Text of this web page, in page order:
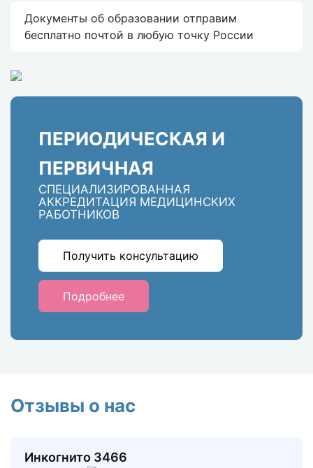
Документы об образовании отправим
бесплатно почтой в любую точку России
ПЕРИОДИЧЕСКАЯ И
ПЕРВИЧНАЯ
СПЕЦИАЛИЗИРОВАННАЯ
АККРЕДИТАЦИЯ МЕДИЦИНСКИХ
РАБОТНИКОВ
Получить консультацию
Подробнее
Отзывы о нас
Инкогнито 3466